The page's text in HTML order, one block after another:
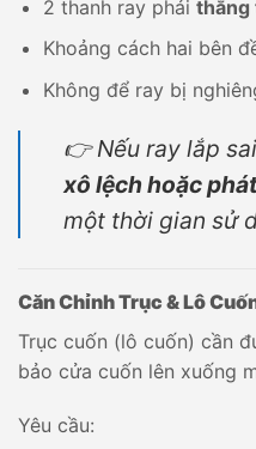
2 thanh ray phải thẳng
Khoảng cách hai bên
Không để ray bị
👉 Nếu ray lắp
xô lệch hoặc
một thời gian sử
Căn Chỉnh Trục & Lô
Trục cuốn (lô cuốn) cần
bảo cửa cuốn lên xuống
Yêu cầu: